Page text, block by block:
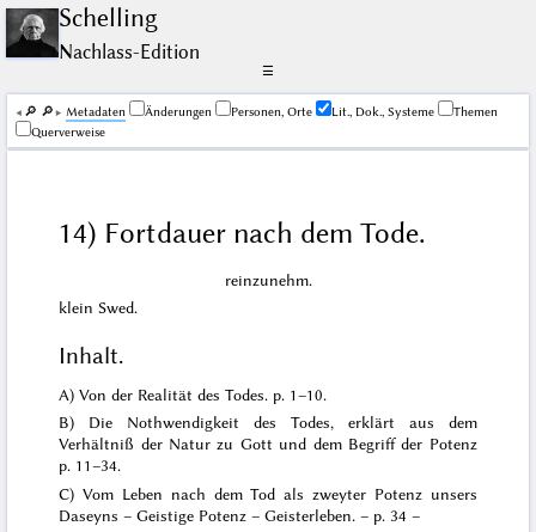
Schelling
Nachlass-Edition
☰
🔎︎ 🔎︎ Me­ta­da­ten Änderungen Personen, Orte Lit., Dok., Systeme
Themen
Querverweise
14) Fortdauer nach dem Tode.
reinzunehm.
klein Swed.
Inhalt.
A) Von der Realität des Todes. p. 1–10.
B) Die Nothwendigkeit des Todes, erklärt aus dem
Verhältniß der Natur zu Gott und dem Begriff der Potenz
p. 11–34.
C) Vom Leben nach dem Tod als zweyter Potenz unsers
Daseyns – Geistige Potenz – Geisterleben. – p. 34 –